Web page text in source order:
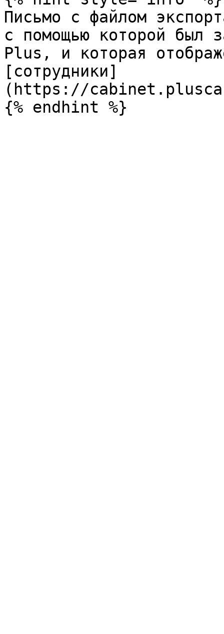
Письмо с файлом
с помощью которой был
Plus, и которая
[сотрудники]
(https://